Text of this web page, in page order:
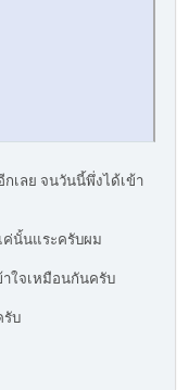
เลย จนวันนี้พึ่งได้เข้า
นั้นแระครับผม
ใจเหมือนกันครับ
บ